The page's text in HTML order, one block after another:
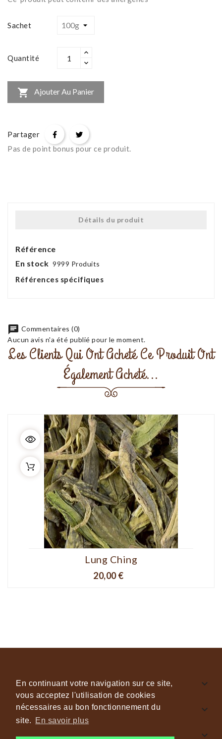
En continuant votre navigation sur ce site,
vous acceptez l'utilisation de cookies
nécessaires au bon fonctionnement du
site.
En savoir plus
Sachet
Quantité
 Ajouter Au Panier
Partager
Pas de point bonus pour ce produit.
Détails du produit
Référence
En stock 9999 Produits
Références spécifiques
chat Commentaires (0)
Aucun avis n'a été publié pour le moment.
Les Clients Qui Ont Acheté Ce Produit Ont
Également Acheté...
Lung Ching
Prix
20,00 €
INFORMATIONS GÉNÉRALES 
CAFÉS & THÉS JOKO 
NOUS SUIVRE 